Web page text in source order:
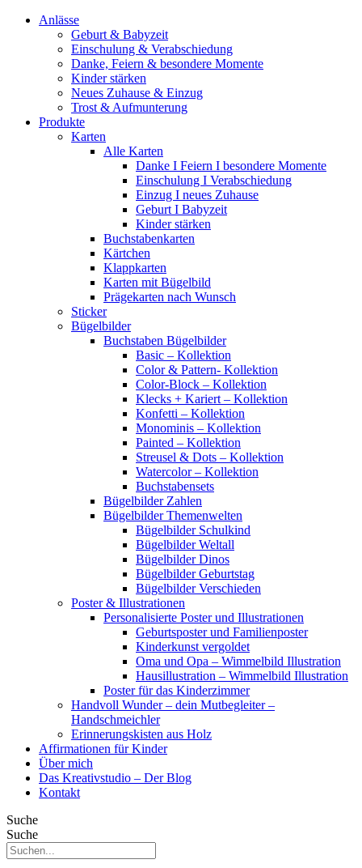
Anlässe
Geburt & Babyzeit
Einschulung & Verabschiedung
Danke, Feiern & besondere Momente
Kinder stärken
Neues Zuhause & Einzug
Trost & Aufmunterung
Produkte
Karten
Alle Karten
Danke I Feiern I besondere Momente
Einschulung I Verabschiedung
Einzug I neues Zuhause
Geburt I Babyzeit
Kinder stärken
Buchstabenkarten
Kärtchen
Klappkarten
Karten mit Bügelbild
Prägekarten nach Wunsch
Sticker
Bügelbilder
Buchstaben Bügelbilder
Basic – Kollektion
Color & Pattern- Kollektion
Color-Block – Kollektion
Klecks + Kariert – Kollektion
Konfetti – Kollektion
Monominis – Kollektion
Painted – Kollektion
Streusel & Dots – Kollektion
Watercolor – Kollektion
Buchstabensets
Bügelbilder Zahlen
Bügelbilder Themenwelten
Bügelbilder Schulkind
Bügelbilder Weltall
Bügelbilder Dinos
Bügelbilder Geburtstag
Bügelbilder Verschieden
Poster & Illustrationen
Personalisierte Poster und Illustrationen
Geburtsposter und Familienposter
Kinderkunst vergoldet
Oma und Opa – Wimmelbild Illustration
Hausillustration – Wimmelbild Illustration
Poster für das Kinderzimmer
Handvoll Wunder – dein Mutbegleiter –
Handschmeichler
Erinnerungskisten aus Holz
Affirmationen für Kinder
Über mich
Das Kreativstudio – Der Blog
Kontakt
Suche
Suche